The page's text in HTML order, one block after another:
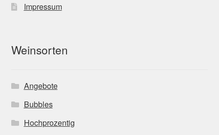
Impressum
Weinsorten
Angebote
Bubbles
Hochprozentig